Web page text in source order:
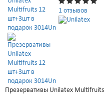
1 отзывов
Презервативы Unilatex